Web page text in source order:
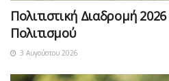
Πολιτιστική Διαδρομή
Πολιτισμού
3 Αυγούστου 2026